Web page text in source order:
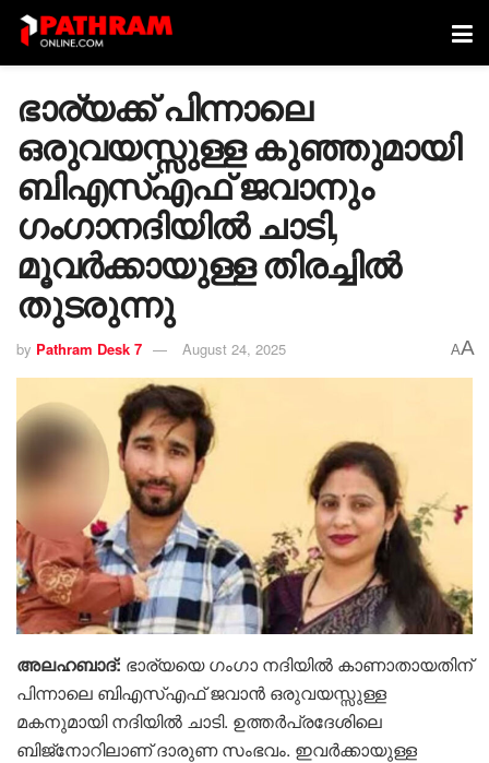
ഭാര്യക്ക് പിന്നാലെ
ഒരുവയസ്സുള്ള കുഞ്ഞുമായി
ബിഎസ്എഫ് ജവാനും ​
ഗംഗാനദിയിൽ ചാടി,
മൂവർക്കായുള്ള തിരച്ചിൽ
തുടരുന്നു
by Pathram Desk 7 August 24, 2025 AA
അലഹബാദ്: ഭാര്യയെ ​ഗം​ഗാ നദിയിൽ കാണാതായതിന്
പിന്നാലെ ബിഎസ്എഫ് ജവാൻ ഒരുവയസ്സുള്ള
മകനുമായി നദിയിൽ ചാടി. ഉത്തർപ്രദേശിലെ
ബിജ്‌നോറിലാണ് ദാരുണ സംഭവം. ഇവർക്കായുള്ള